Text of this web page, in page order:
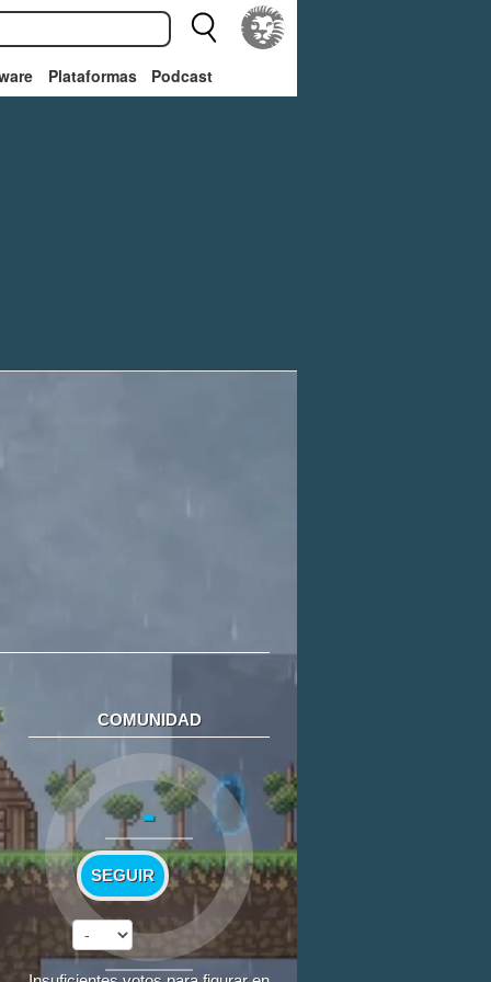
Plataformas Podcast
COMUNIDAD
-
SEGUIR